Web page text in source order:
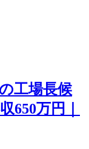
工場長候
650万円｜